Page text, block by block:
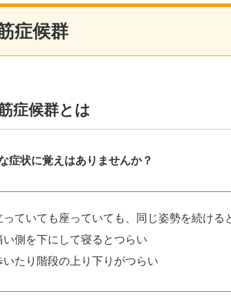
症候群
症候群とは
症状に覚えはありませんか？
っていても座っていても、同じ姿勢を続ける
い側を下にして寝るとつらい
いたり階段の上り下りがつらい